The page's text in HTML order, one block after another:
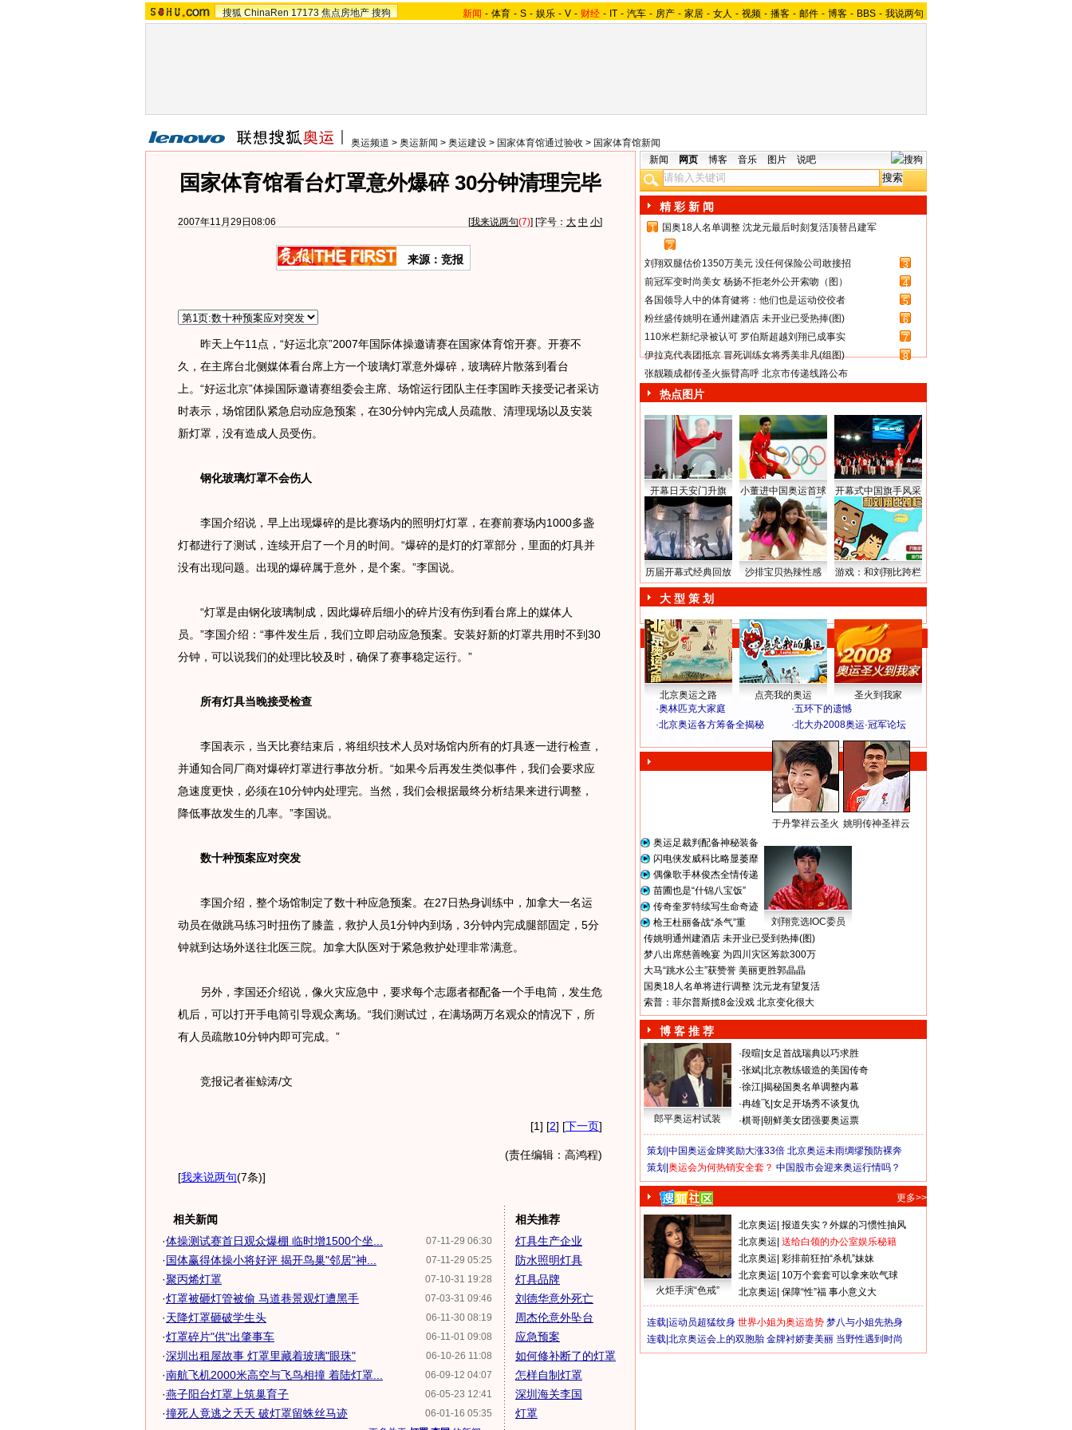
搜狐 ChinaRen 17173 焦点房地产 搜狗 新闻 - 体育 - S - 娱乐 - V - 财经 - IT - 汽车 - 房产 - 家居 - 女人 - 视频 - 播客 - 邮件 - 博客 - BBS - 我说两句
奥运频道 > 奥运新闻 > 奥运建设 > 国家体育馆通过验收 > 国家体育馆新闻
国家体育馆看台灯罩意外爆碎 30分钟清理完毕
2007年11月29日08:06 [我来说两句(7)] [字号： 大 中 小]
来源：竞报
昨天上午11点，“好运北京”2007年国际体操邀请赛在国家体育馆开赛。开赛不
久，在主席台北侧媒体看台席上方一个玻璃灯罩意外爆碎，玻璃碎片散落到看台
上。“好运北京”体操国际邀请赛组委会主席、场馆运行团队主任李国昨天接受记者采访
时表示，场馆团队紧急启动应急预案，在30分钟内完成人员疏散、清理现场以及安装
新灯罩，没有造成人员受伤。
钢化玻璃灯罩不会伤人
李国介绍说，早上出现爆碎的是比赛场内的照明灯灯罩，在赛前赛场内1000多盏
灯都进行了测试，连续开启了一个月的时间。“爆碎的是灯的灯罩部分，里面的灯具并
没有出现问题。出现的爆碎属于意外，是个案。”李国说。
“灯罩是由钢化玻璃制成，因此爆碎后细小的碎片没有伤到看台席上的媒体人
员。”李国介绍：“事件发生后，我们立即启动应急预案。安装好新的灯罩共用时不到30
分钟，可以说我们的处理比较及时，确保了赛事稳定运行。”
所有灯具当晚接受检查
李国表示，当天比赛结束后，将组织技术人员对场馆内所有的灯具逐一进行检查，
并通知合同厂商对爆碎灯罩进行事故分析。“如果今后再发生类似事件，我们会要求应
急速度更快，必须在10分钟内处理完。当然，我们会根据最终分析结果来进行调整，
降低事故发生的几率。”李国说。
数十种预案应对突发
李国介绍，整个场馆制定了数十种应急预案。在27日热身训练中，加拿大一名运
动员在做跳马练习时扭伤了膝盖，救护人员1分钟内到场，3分钟内完成腿部固定，5分
钟就到达场外送往北医三院。加拿大队医对于紧急救护处理非常满意。
另外，李国还介绍说，像火灾应急中，要求每个志愿者都配备一个手电筒，发生危
机后，可以打开手电筒引导观众离场。“我们测试过，在满场两万名观众的情况下，所
有人员疏散10分钟内即可完成。”
竞报记者崔鲸涛/文
[1] [2] [下一页]
(责任编辑：高鸿程)
[我来说两句(7条)]
相关新闻
07-11-29 06:30
·体操测试赛首日观众爆棚 临时增1500个坐...
07-11-29 05:25
·国体赢得体操小将好评 揭开鸟巢"邻居"神...
07-10-31 19:28
·聚丙烯灯罩
07-03-31 09:46
·灯罩被砸灯管被偷 马道巷景观灯遭黑手
06-11-30 08:19
·天降灯罩砸破学生头
06-11-01 09:08
·灯罩碎片"供"出肇事车
06-10-26 11:08
·深圳出租屋故事 灯罩里藏着玻璃"眼珠"
06-09-12 04:07
·南航飞机2000米高空与飞鸟相撞 着陆灯罩...
06-05-23 12:41
·燕子阳台灯罩上筑巢育子
06-01-16 05:35
·撞死人竟逃之夭夭 破灯罩留蛛丝马迹
相关推荐
灯具生产企业
防水照明灯具
灯具品牌
刘德华意外死亡
周杰伦意外坠台
应急预案
如何修补断了的灯罩
怎样自制灯罩
深圳海关李国
灯罩
新闻 网页 博客 音乐 图片 说吧
精 彩 新 闻
1
国奥18人名单调整 沈龙元最后时刻复活顶替吕建军
2
刘翔双腿估价1350万美元 没任何保险公司敢接招
3
前冠军变时尚美女 杨扬不拒老外公开索吻（图）
4
各国领导人中的体育健将：他们也是运动佼佼者
5
粉丝盛传姚明在通州建酒店 未开业已受热捧(图)
6
110米栏新纪录被认可 罗伯斯超越刘翔已成事实
7
伊拉克代表团抵京 冒死训练女将秀美非凡(组图)
8
张靓颖成都传圣火振臂高呼 北京市传递线路公布
热点图片
开幕日天安门升旗 小董进中国奥运首球 开幕式中国旗手风采
历届开幕式经典回放 沙排宝贝热辣性感 游戏：和刘翔比跨栏
大 型 策 划
北京奥运之路 点亮我的奥运
圣火到我家
·奥林匹克大家庭 ·五环下的遗憾
·北京奥运各方筹备全揭秘 ·北大办2008奥运·冠军论坛
于丹擎祥云圣火 姚明传神圣祥云
奥运足裁判配备神秘装备
闪电侠发威科比略显萎靡
偶像歌手林俊杰全情传递
苗圃也是“什锦八宝饭”
传奇奎罗特续写生命奇迹
枪王杜丽备战“杀气”重
刘翔竞选IOC委员
传姚明通州建酒店 未开业已受到热捧(图)
梦八出席慈善晚宴 为四川灾区筹款300万
大马“跳水公主”获赞誉 美丽更胜郭晶晶
国奥18人名单将进行调整 沈元龙有望复活
索普：菲尔普斯揽8金没戏 北京变化很大
博 客 推 荐
郎平奥运村试装
·段暄 女足首战瑞典以巧求胜
·张斌 北京教练锻造的美国传奇
·徐江 揭秘国奥名单调整内幕
·冉雄飞 女足开场秀不谈复仇
·棋哥 朝鲜美女团强要奥运票
策划| 中国奥运金牌奖励大涨33倍 北京奥运未雨绸缪预防裸奔
策划| 奥运会为何热销安全套？ 中国股市会迎来奥运行情吗？
更多>>
火炬手演“色戒”
北京奥运 报道失实？外媒的习惯性抽风
北京奥运 送给白领的办公室娱乐秘籍
北京奥运 彩排前狂拍“杀机”妹妹
北京奥运 10万个套套可以拿来吹气球
北京奥运 保障“性”福 事小意义大
连载| 运动员超猛纹身 世界小姐为奥运造势 梦八与小姐先热身
连载| 北京奥运会上的双胞胎 金牌衬娇妻美丽 当野性遇到时尚